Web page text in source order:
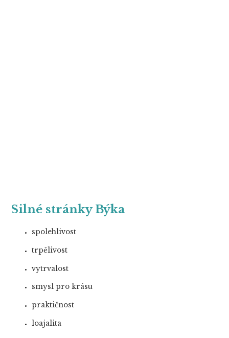
Silné stránky Býka
spolehlivost
trpělivost
vytrvalost
smysl pro krásu
praktičnost
loajalita